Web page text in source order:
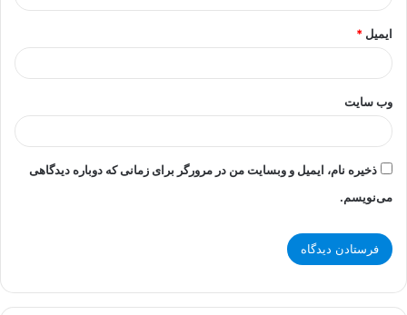
ایمیل *
وب‌ سایت
ذخیره نام، ایمیل و وبسایت من در مرورگر برای زمانی که دوباره دیدگاهی
می‌نویسم.